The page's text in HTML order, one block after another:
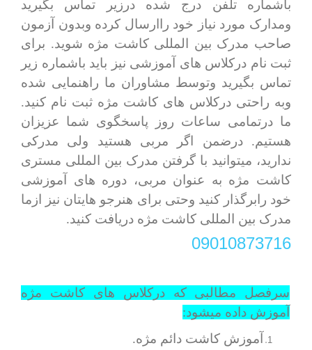
باشماره تلفن درج شده درزیر تماس بگیرید
ومدارک مورد نیاز خود راارسال کرده وبدون آزمون
صاحب مدرک بین المللی کاشت مژه شوید. برای
ثبت نام درکلاس های آموزشی نیز باید باشماره زیر
تماس بگیرید وتوسط مشاوران ما راهنمایی شده
وبه راحتی درکلاس های کاشت مژه ثبت نام کنید.
ما درتمامی ساعات روز پاسخگوی شما عزیزان
هستیم. درضمن اگر مربی هستید ولی مدرکی
ندارید، میتوانید با گرفتن مدرک بین المللی مستری
کاشت مژه به عنوان مربی، دوره های آموزشی
خود رابرگذار کنید وحتی برای هنرجو هایتان نیز ازما
مدرک بین المللی کاشت مژه دریافت کنید.
09010873716
سرفصل مطالبی که درکلاس های کاشت مژه
آموزش داده میشود:
آموزش کاشت دائم مژه.